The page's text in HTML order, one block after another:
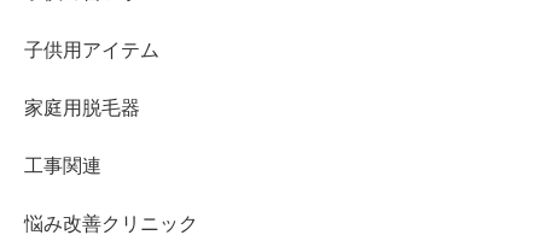
子供用アイテム
家庭用脱毛器
工事関連
悩み改善クリニック